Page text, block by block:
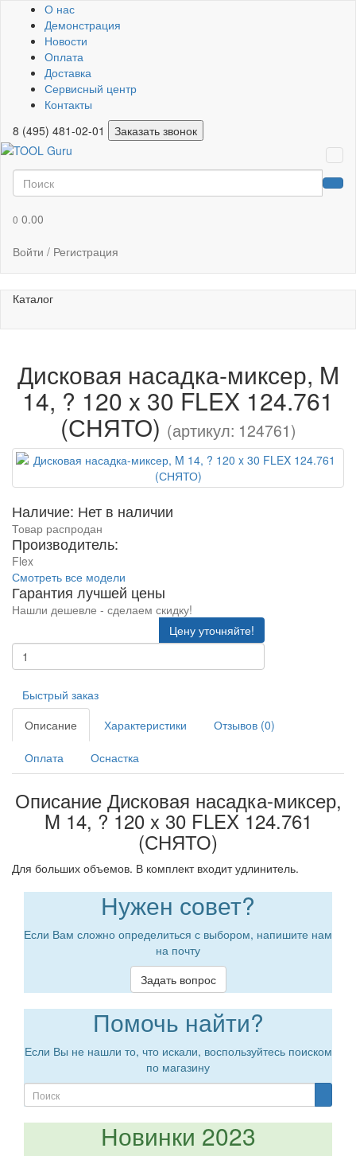
О нас
Демонстрация
Новости
Оплата
Доставка
Сервисный центр
Контакты
8 (495) 481-02-01
Заказать звонок
0 0.00
Войти / Регистрация
Каталог
Дисковая насадка-миксер, M
14, ? 120 x 30 FLEX 124.761
(СНЯТО) (артикул: 124761)
Наличие: Нет в наличии
Товар распродан
Производитель:
Flex
Смотреть все модели
Гарантия лучшей цены
Нашли дешевле - сделаем скидку!
Цену уточняйте!
Быстрый заказ
Описание
Характеристики Отзывов (0)
Оплата Оснастка
Описание Дисковая насадка-миксер,
M 14, ? 120 x 30 FLEX 124.761
(СНЯТО)
Для больших объемов. В комплект входит удлинитель.
Нужен совет?
Если Вам сложно определиться с выбором, напишите нам
на почту
Задать вопрос
Помочь найти?
Если Вы не нашли то, что искали, воспользуйтесь поиском
по магазину
Новинки 2023